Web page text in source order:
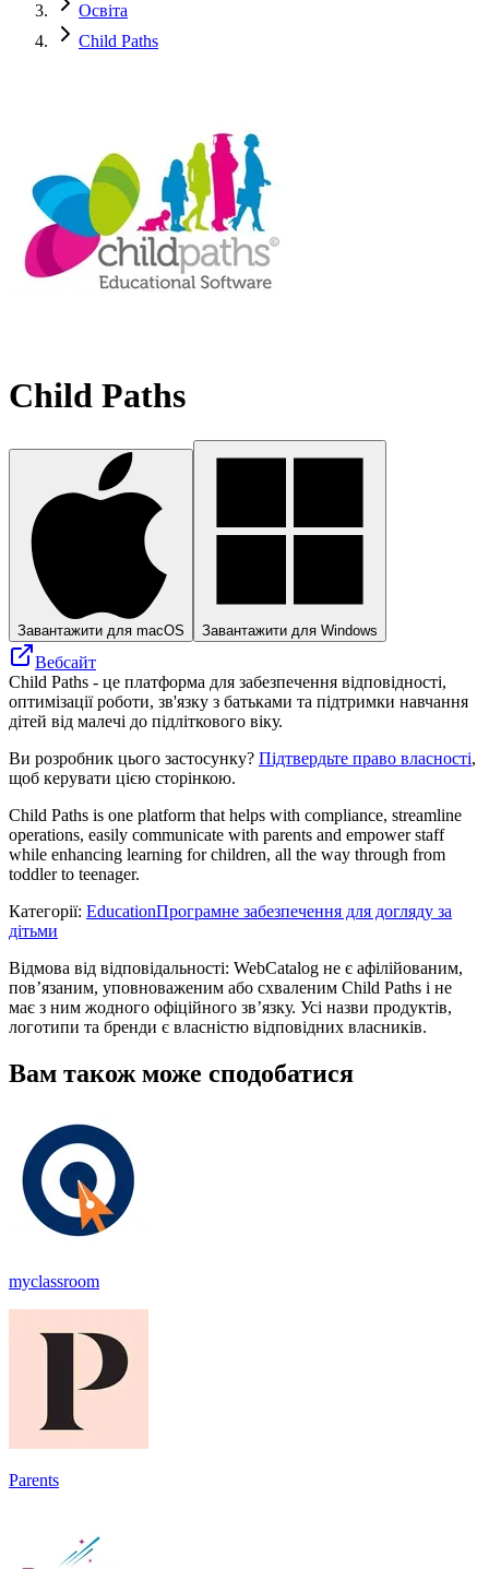
Освіта
Child Paths
Child Paths
Завантажити для macOS Завантажити для Windows
Вебсайт
Child Paths - це платформа для забезпечення відповідності,
оптимізації роботи, зв'язку з батьками та підтримки навчання
дітей від малечі до підліткового віку.
Ви розробник цього застосунку? Підтвердьте право власності,
щоб керувати цією сторінкою.
Child Paths is one platform that helps with compliance, streamline
operations, easily communicate with parents and empower staff
while enhancing learning for children, all the way through from
toddler to teenager.
Категорії: EducationПрограмне забезпечення для догляду за
дітьми
Відмова від відповідальності: WebCatalog не є афілійованим,
пов’язаним, уповноваженим або схваленим Child Paths і не
має з ним жодного офіційного зв’язку. Усі назви продуктів,
логотипи та бренди є власністю відповідних власників.
Вам також може сподобатися
myclassroom
Parents